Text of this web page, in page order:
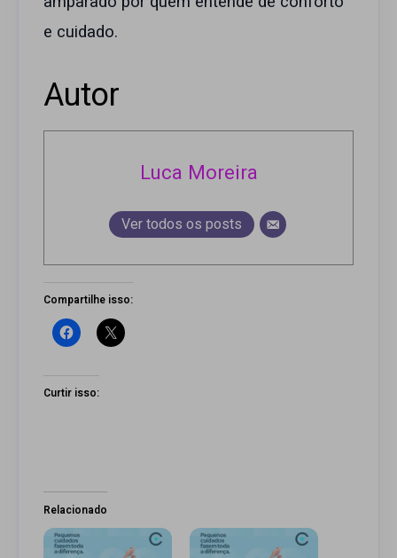
e cuidado.
Autor
Luca Moreira
Ver todos os posts
Compartilhe isso:
Curtir isso:
Relacionado